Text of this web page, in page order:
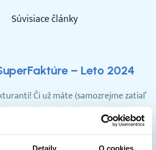
Detaily O cookies
Súvisiace články
– Leto 2024
Či už máte (samozrejme zatiaľ
za sebou, odpočítavate dni do
alebo práve ležíte na lehátku s drinkom